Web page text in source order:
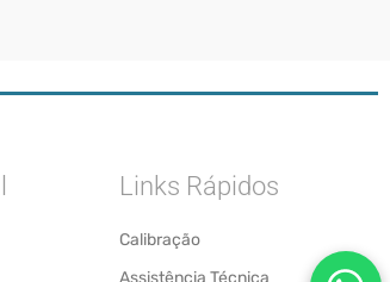
Links Rápidos
Calibração
Assistência Técnica